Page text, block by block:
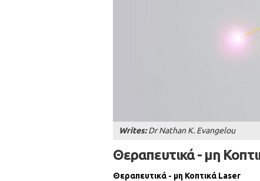
Writes:Dr Nathan K. Evangelou
Θεραπευτικά - μη
Θεραπευτικά - μη Κοπτικά Laser